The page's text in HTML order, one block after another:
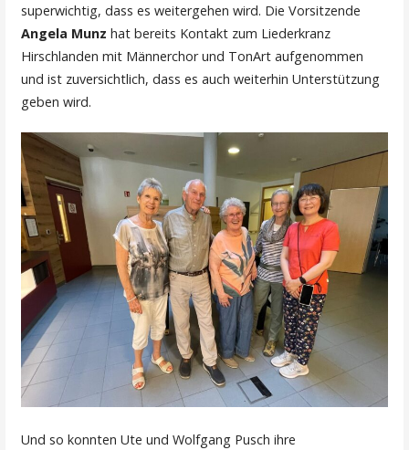
superwichtig, dass es weitergehen wird. Die Vorsitzende
Angela Munz hat bereits Kontakt zum Liederkranz
Hirschlanden mit Männerchor und TonArt aufgenommen
und ist zuversichtlich, dass es auch weiterhin Unterstützung
geben wird.
Und so konnten Ute und Wolfgang Pusch ihre